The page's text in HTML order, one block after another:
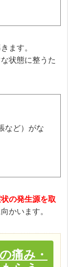
ます。
状態に整うた
など）がな
の発生源を取
かいます。
痛み・